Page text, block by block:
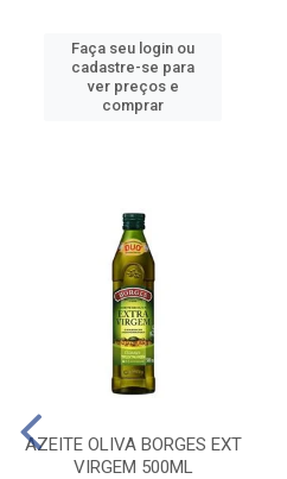
Faça seu login ou
cadastre-se para
ver preços e
comprar
AZEITE OLIVA BORGES EXT
VIRGEM 500ML